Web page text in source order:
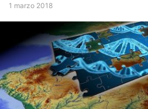
1 marzo 2018